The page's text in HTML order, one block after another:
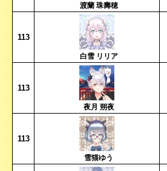
渡蘭 珠壽穂
113
白雪 リリア
113
夜月 朔夜
113
雪猫ゆう